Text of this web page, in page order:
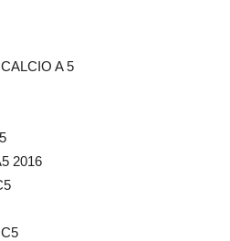
A 5
2016